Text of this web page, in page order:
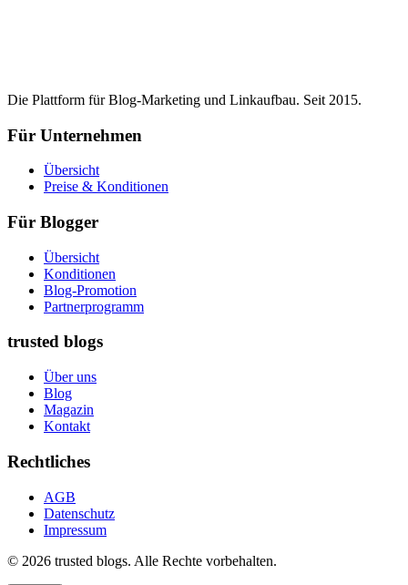
Die Plattform für Blog-Marketing und Linkaufbau. Seit 2015.
Für Unternehmen
Übersicht
Preise & Konditionen
Für Blogger
Übersicht
Konditionen
Blog-Promotion
Partnerprogramm
trusted blogs
Über uns
Blog
Magazin
Kontakt
Rechtliches
AGB
Datenschutz
Impressum
© 2026 trusted blogs. Alle Rechte vorbehalten.